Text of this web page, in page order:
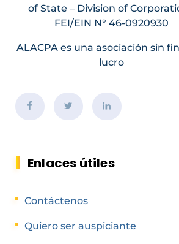
of State – Division of
FEI/EIN N° 46-0920930
ALACPA es una asociación sin
lucro
Enlaces útiles
Contáctenos
Quiero ser auspiciante